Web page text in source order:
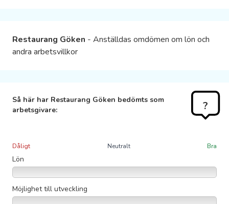
Restaurang Göken - Anställdas omdömen om lön och
andra arbetsvillkor
Så här har Restaurang Göken bedömts som
arbetsgivare:
?
Dåligt Neutralt Bra
Lön
Möjlighet till utveckling